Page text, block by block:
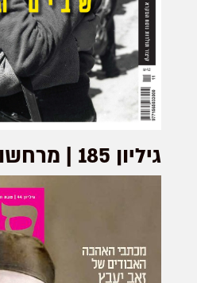
גיליון 185 | מרחשון תשפ"ו